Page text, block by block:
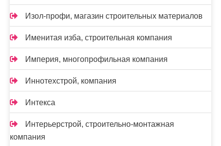
Изол-профи, магазин строительных материалов
Именитая изба, строительная компания
Империя, многопрофильная компания
Иннотехстрой, компания
Интекса
Интерьерстрой, строительно-монтажная
компания